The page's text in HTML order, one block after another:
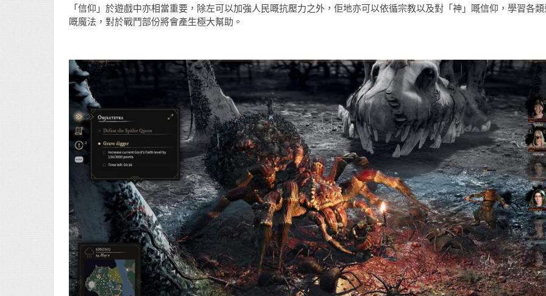
「信仰」於遊戲中亦相當重要，除左可以加強人民嘅抗壓力之外，佢地亦可以依循宗教以及對「神」嘅信仰，學習各
嘅魔法，對於戰鬥部份將會產生極大幫助。